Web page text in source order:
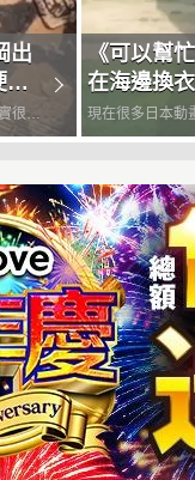
出
很多
是一
得
，怕
《可以幫
在海邊換
公然猥褻？
現在很多日本動
夠實際探訪該處
界隔閡，同時加
《可以幫忙洗乾
溫泉街熱海為舞